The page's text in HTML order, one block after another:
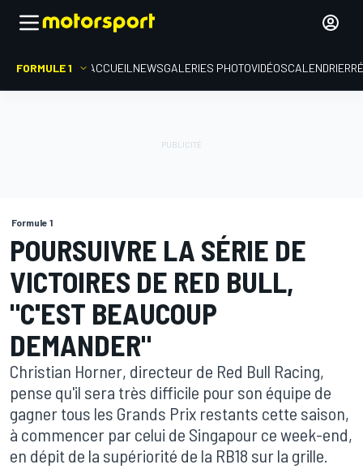
FORMULE 1 ACCUEIL NEWSGALERIES PHOTOVIDÉOSCALENDRIER
Formule 1
POURSUIVRE LA SÉRIE DE
VICTOIRES DE RED BULL,
"C'EST BEAUCOUP
DEMANDER"
Christian Horner, directeur de Red Bull Racing,
pense qu'il sera très difficile pour son équipe de
gagner tous les Grands Prix restants cette saison,
à commencer par celui de Singapour ce week-end,
en dépit de la supériorité de la RB18 sur la grille.